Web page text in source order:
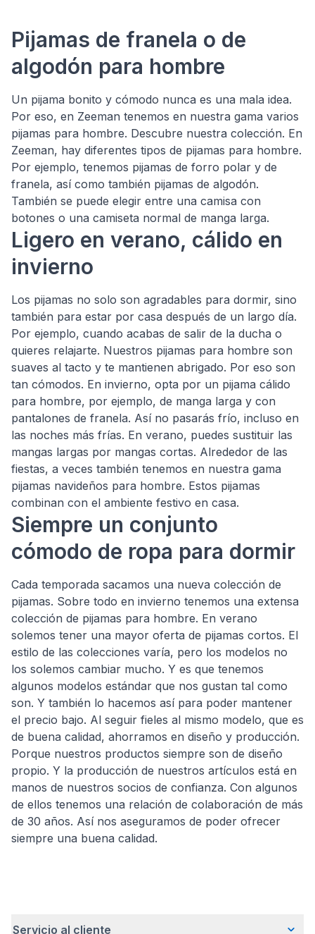
Pijamas de franela o de
algodón para hombre
Un pijama bonito y cómodo nunca es una mala idea.
Por eso, en Zeeman tenemos en nuestra gama varios
pijamas para hombre. Descubre nuestra colección. En
Zeeman, hay diferentes tipos de pijamas para hombre.
Por ejemplo, tenemos pijamas de forro polar y de
franela, así como también pijamas de algodón.
También se puede elegir entre una camisa con
botones o una camiseta normal de manga larga.
Ligero en verano, cálido en
invierno
Los pijamas no solo son agradables para dormir, sino
también para estar por casa después de un largo día.
Por ejemplo, cuando acabas de salir de la ducha o
quieres relajarte. Nuestros pijamas para hombre son
suaves al tacto y te mantienen abrigado. Por eso son
tan cómodos. En invierno, opta por un pijama cálido
para hombre, por ejemplo, de manga larga y con
pantalones de franela. Así no pasarás frío, incluso en
las noches más frías. En verano, puedes sustituir las
mangas largas por mangas cortas. Alrededor de las
fiestas, a veces también tenemos en nuestra gama
pijamas navideños para hombre. Estos pijamas
combinan con el ambiente festivo en casa.
Siempre un conjunto
cómodo de ropa para dormir
Cada temporada sacamos una nueva colección de
pijamas. Sobre todo en invierno tenemos una extensa
colección de pijamas para hombre. En verano
solemos tener una mayor oferta de pijamas cortos. El
estilo de las colecciones varía, pero los modelos no
los solemos cambiar mucho. Y es que tenemos
algunos modelos estándar que nos gustan tal como
son. Y también lo hacemos así para poder mantener
el precio bajo. Al seguir fieles al mismo modelo, que es
de buena calidad, ahorramos en diseño y producción.
Porque nuestros productos siempre son de diseño
propio. Y la producción de nuestros artículos está en
manos de nuestros socios de confianza. Con algunos
de ellos tenemos una relación de colaboración de más
de 30 años. Así nos aseguramos de poder ofrecer
siempre una buena calidad.
Servicio al cliente